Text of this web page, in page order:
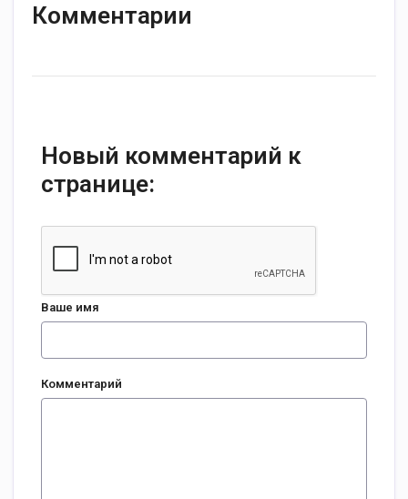
Комментарии
Новый комментарий к
странице:
Ваше имя
Комментарий